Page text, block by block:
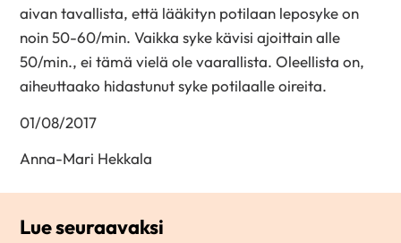
aivan tavallista, että lääkityn potilaan leposyke on
noin 50-60/min. Vaikka syke kävisi ajoittain alle
50/min., ei tämä vielä ole vaarallista. Oleellista on,
aiheuttaako hidastunut syke potilaalle oireita.
01/08/2017
Anna-Mari Hekkala
Lue seuraavaksi